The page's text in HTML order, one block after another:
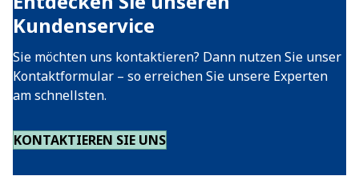
Kundenservice
Sie möchten uns kontaktieren? Dann nutzen Sie unser
Kontaktformular – so erreichen Sie unsere Experten
am schnellsten.
KONTAKTIEREN SIE UNS